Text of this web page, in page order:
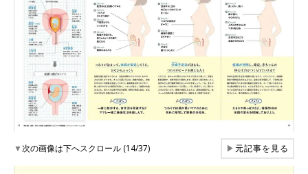
▼次の画像は下へスクロール (14/37) ▶元記事を見る